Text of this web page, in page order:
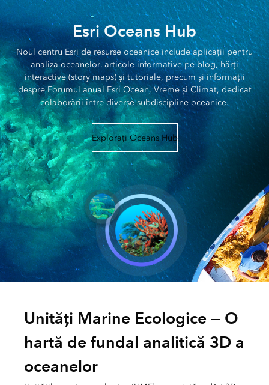
Esri Oceans Hub
Noul centru Esri de resurse oceanice include aplicații pentru
analiza oceanelor, articole informative pe blog, hărți
interactive (story maps) și tutoriale, precum și informații
despre Forumul anual Esri Ocean, Vreme și Climat, dedicat
colaborării între diverse subdiscipline oceanice.
Explorați Oceans Hub
Unități Marine Ecologice — O
hartă de fundal analitică 3D a
oceanelor